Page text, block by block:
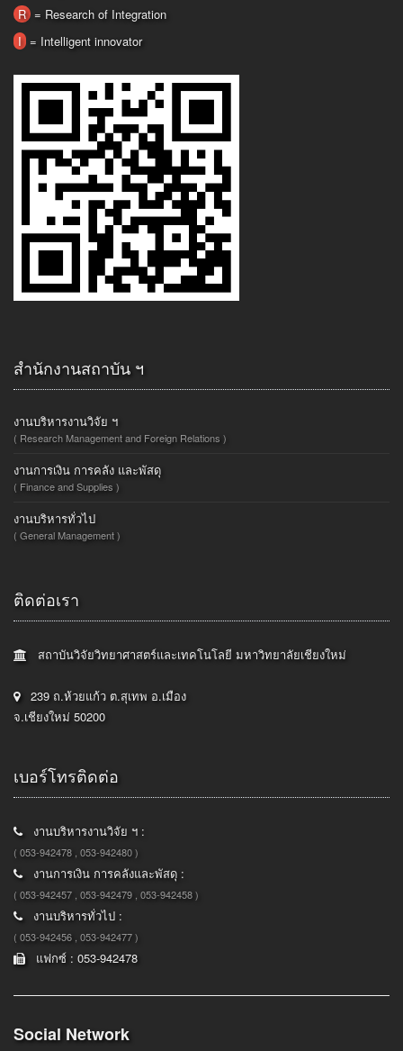
R = Research of Integration
I = Intelligent innovator
สำนักงานสถาบัน ฯ
งานบริหารงานวิจัย ฯ
( Research Management and Foreign Relations )
งานการเงิน การคลัง และพัสดุ
( Finance and Supplies )
งานบริหารทั่วไป
( General Management )
ติดต่อเรา
สถาบันวิจัยวิทยาศาสตร์และเทคโนโลยี มหาวิทยาลัยเชียงใหม่
239 ถ.ห้วยแก้ว ต.สุเทพ อ.เมือง
จ.เชียงใหม่ 50200
เบอร์โทรติดต่อ
งานบริหารงานวิจัย ฯ :
( 053-942478 , 053-942480 )
งานการเงิน การคลังและพัสดุ :
( 053-942457 , 053-942479 , 053-942458 )
งานบริหารทั่วไป :
( 053-942456 , 053-942477 )
แฟกซ์ : 053-942478
Social Network